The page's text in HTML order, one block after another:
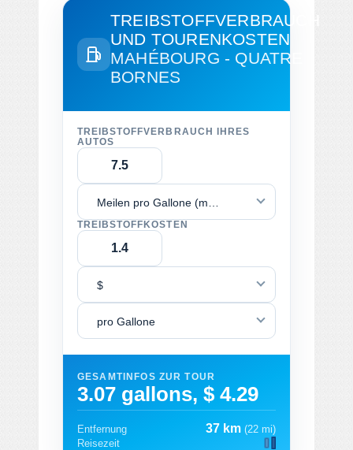
TREIBSTOFFVERBRAUCH
UND TOURENKOSTEN
MAHÉBOURG - QUATRE
BORNES
TREIBSTOFFVERBRAUCH IHRES
AUTOS
TREIBSTOFFKOSTEN
$
pro Gallone
GESAMTINFOS ZUR TOUR
3.07 gallons, $ 4.29
Entfernung 37 km (22 mi)
Reisezeit